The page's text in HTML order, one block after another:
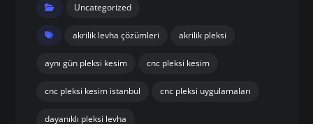
Uncategorized
akrilik levha çözümleri akrilik pleksi
aynı gün pleksi kesim cnc pleksi kesim
cnc pleksi kesim istanbul cnc pleksi uygulamaları
dayanıklı pleksi levha